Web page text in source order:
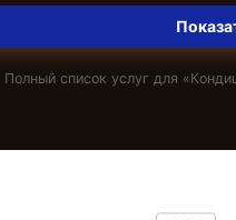
Полный список услуг для «